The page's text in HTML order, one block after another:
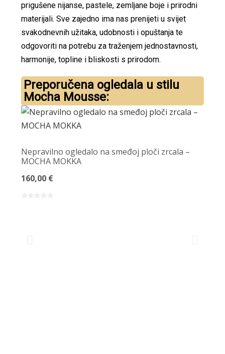
prigušene nijanse, pastele, zemljane boje i prirodni
materijali. Sve zajedno ima nas prenijeti u svijet
svakodnevnih užitaka, udobnosti i opuštanja te
odgovoriti na potrebu za traženjem jednostavnosti,
harmonije, topline i bliskosti s prirodom.
Preporučena ogledala u stilu
Mocha Mousse:
Nepravilno ogledalo na smeđoj ploči zrcala –
MOCHA MOKKA
160,00 €